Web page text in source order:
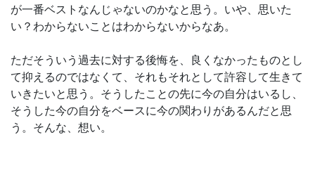
が一番ベストなんじゃないのかなと思う。いや、思いた
い？わからないことはわからないからなあ。
ただそういう過去に対する後悔を、良くなかったものとし
て抑えるのではなくて、それもそれとして許容して生きて
いきたいと思う。そうしたことの先に今の自分はいるし、
そうした今の自分をベースに今の関わりがあるんだと思
う。そんな、想い。